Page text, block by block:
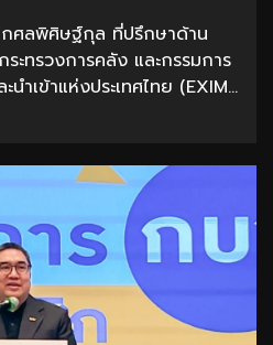
กศลพิศิษฐ์กุล ที่ปรึกษาด้าน
ระทรวงการคลัง และกรรมการ
ำเข้าแห่งประเทศไทย (EXIM...